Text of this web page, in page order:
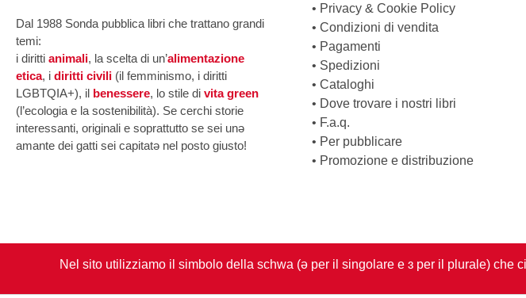
Dal 1988 Sonda pubblica libri che trattano grandi
temi:
i diritti animali, la scelta di un’alimentazione
etica, i diritti civili (il femminismo, i diritti
LGBTQIA+), il benessere, lo stile di vita green
(l’ecologia e la sostenibilità). Se cerchi storie
interessanti, originali e soprattutto se sei unə
amante dei gatti sei capitatə nel posto giusto!
• Privacy & Cookie Policy
•Condizioni di vendita
• Pagamenti
• Spedizioni
•Cataloghi
• Dove trovare i nostri libri
• F.a.q.
• Per pubblicare
• Promozione e distribuzione
Nel sito utilizziamo il simbolo della schwa (ə per il singolare e ɜ per il plurale) che